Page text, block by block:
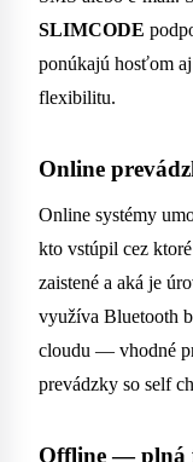
SLIMCODE
ponúkajú hosťom
flexibilitu.
Online
Online systémy
kto vstúpil cez
zaistené a aká je
využíva Bluetooth
cloudu — vhodné
prevádzky so self
Offline — plná